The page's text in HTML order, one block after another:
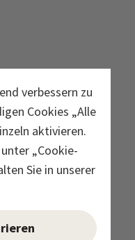
verbessern zu
Cookies „Alle
aktivieren.
„Cookie-
Sie in unserer